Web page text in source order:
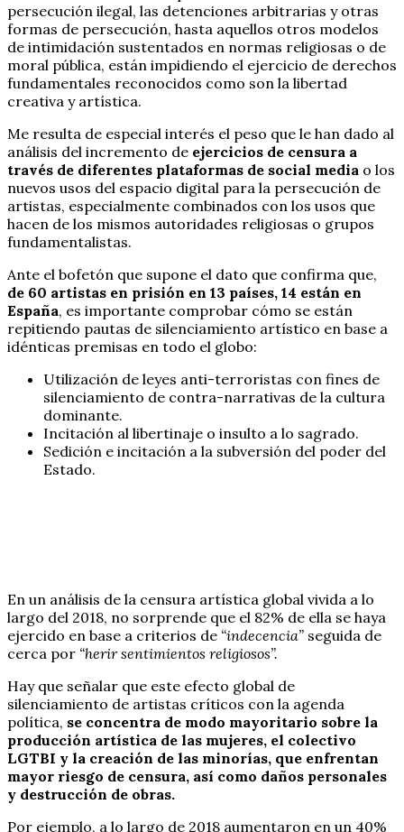
persecución ilegal, las detenciones arbitrarias y otras
formas de persecución, hasta aquellos otros modelos
de intimidación sustentados en normas religiosas o de
moral pública, están impidiendo el ejercicio de derechos
fundamentales reconocidos como son la libertad
creativa y artística.
Me resulta de especial interés el peso que le han dado al
análisis del incremento de ejercicios de censura a
través de diferentes plataformas de social media o los
nuevos usos del espacio digital para la persecución de
artistas, especialmente combinados con los usos que
hacen de los mismos autoridades religiosas o grupos
fundamentalistas.
Ante el bofetón que supone el dato que confirma que,
de 60 artistas en prisión en 13 países, 14 están en
España, es importante comprobar cómo se están
repitiendo pautas de silenciamiento artístico en base a
idénticas premisas en todo el globo:
Utilización de leyes anti-terroristas con fines de
silenciamiento de contra-narrativas de la cultura
dominante.
Incitación al libertinaje o insulto a lo sagrado.
Sedición e incitación a la subversión del poder del
Estado.
En un análisis de la censura artística global vivida a lo
largo del 2018, no sorprende que el 82% de ella se haya
ejercido en base a criterios de “indecencia” seguida de
cerca por “herir sentimientos religiosos”.
Hay que señalar que este efecto global de
silenciamiento de artistas críticos con la agenda
política, se concentra de modo mayoritario sobre la
producción artística de las mujeres, el colectivo
LGTBI y la creación de las minorías, que enfrentan
mayor riesgo de censura, así como daños personales
y destrucción de obras.
Por ejemplo, a lo largo de 2018 aumentaron en un 40%